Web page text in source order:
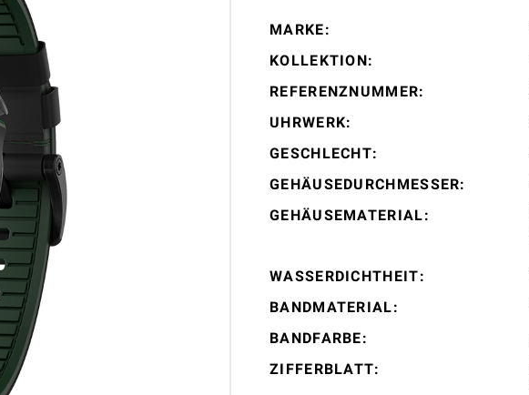
MARKE:
KOLLEKTION:
REFERENZNUMMER:
UHRWERK:
GESCHLECHT:
GEHÄUSEDURCHMESSER:
GEHÄUSEMATERIAL:
WASSERDICHTHEIT:
BANDMATERIAL:
BANDFARBE:
ZIFFERBLATT: